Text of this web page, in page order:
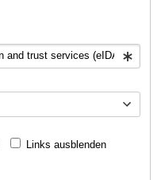
Links ausblenden